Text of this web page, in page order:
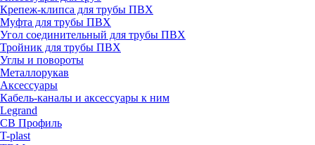
Крепеж-клипса для трубы ПВХ
Муфта для трубы ПВХ
Угол соединительный для трубы ПВХ
Тройник для трубы ПВХ
Углы и повороты
Металлорукав
Аксессуары
Кабель-каналы и аксессуары к ним
Legrand
СВ Профиль
T-plast